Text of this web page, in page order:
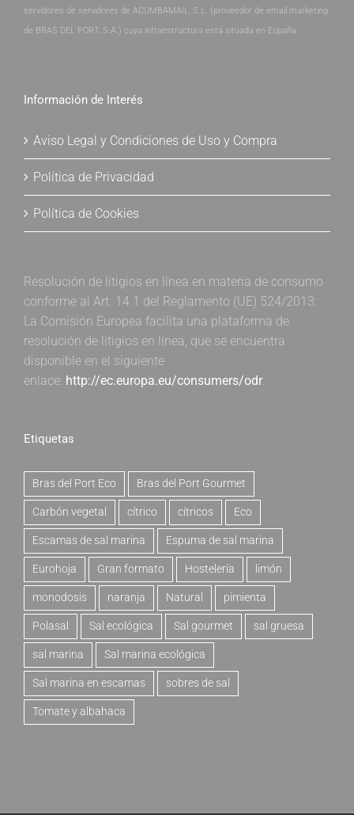
servidores de servidores de ACUMBAMAIL, S.L. (proveedor de email marketing
de BRAS DEL PORT, S.A.) cuya infraestructura está situada en España.
Información de Interés
Aviso Legal y Condiciones de Uso y Compra
Política de Privacidad
Política de Cookies
Resolución de litigios en línea en materia de consumo
conforme al Art. 14.1 del Reglamento (UE) 524/2013:
La Comisión Europea facilita una plataforma de
resolución de litigios en línea, que se encuentra
disponible en el siguiente
enlace: http://ec.europa.eu/consumers/odr.
Etiquetas
Bras del Port Eco Bras del Port Gourmet
Carbón vegetal cítrico cítricos Eco
Escamas de sal marina Espuma de sal marina
Eurohoja Gran formato Hostelería limón
monodosis naranja Natural pimienta
Polasal Sal ecológica Sal gourmet sal gruesa
sal marina Sal marina ecológica
Sal marina en escamas sobres de sal
Tomate y albahaca